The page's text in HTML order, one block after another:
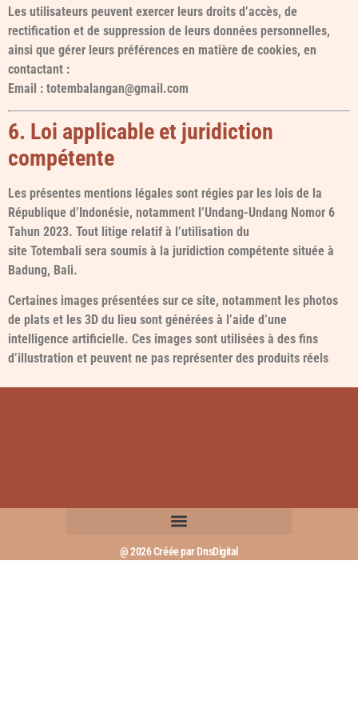
Les utilisateurs peuvent exercer leurs droits d’accès, de
rectification et de suppression de leurs données personnelles,
ainsi que gérer leurs préférences en matière de cookies, en
contactant :
Email : totembalangan@gmail.com
6. Loi applicable et juridiction
compétente
Les présentes mentions légales sont régies par les lois de la
République d’Indonésie, notamment l’Undang-Undang Nomor 6
Tahun 2023. Tout litige relatif à l’utilisation du
site Totembali sera soumis à la juridiction compétente située à
Badung, Bali.
Certaines images présentées sur ce site, notamment les photos
de plats et les 3D du lieu sont générées à l’aide d’une
intelligence artificielle. Ces images sont utilisées à des fins
d’illustration et peuvent ne pas représenter des produits réels
@ 2026 Créée par DnsDigital